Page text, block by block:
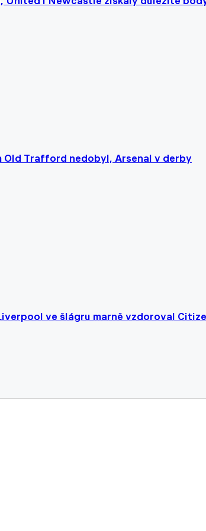
Trafford nedobyl, Arsenal v derby
ve šlágru marně vzdoroval